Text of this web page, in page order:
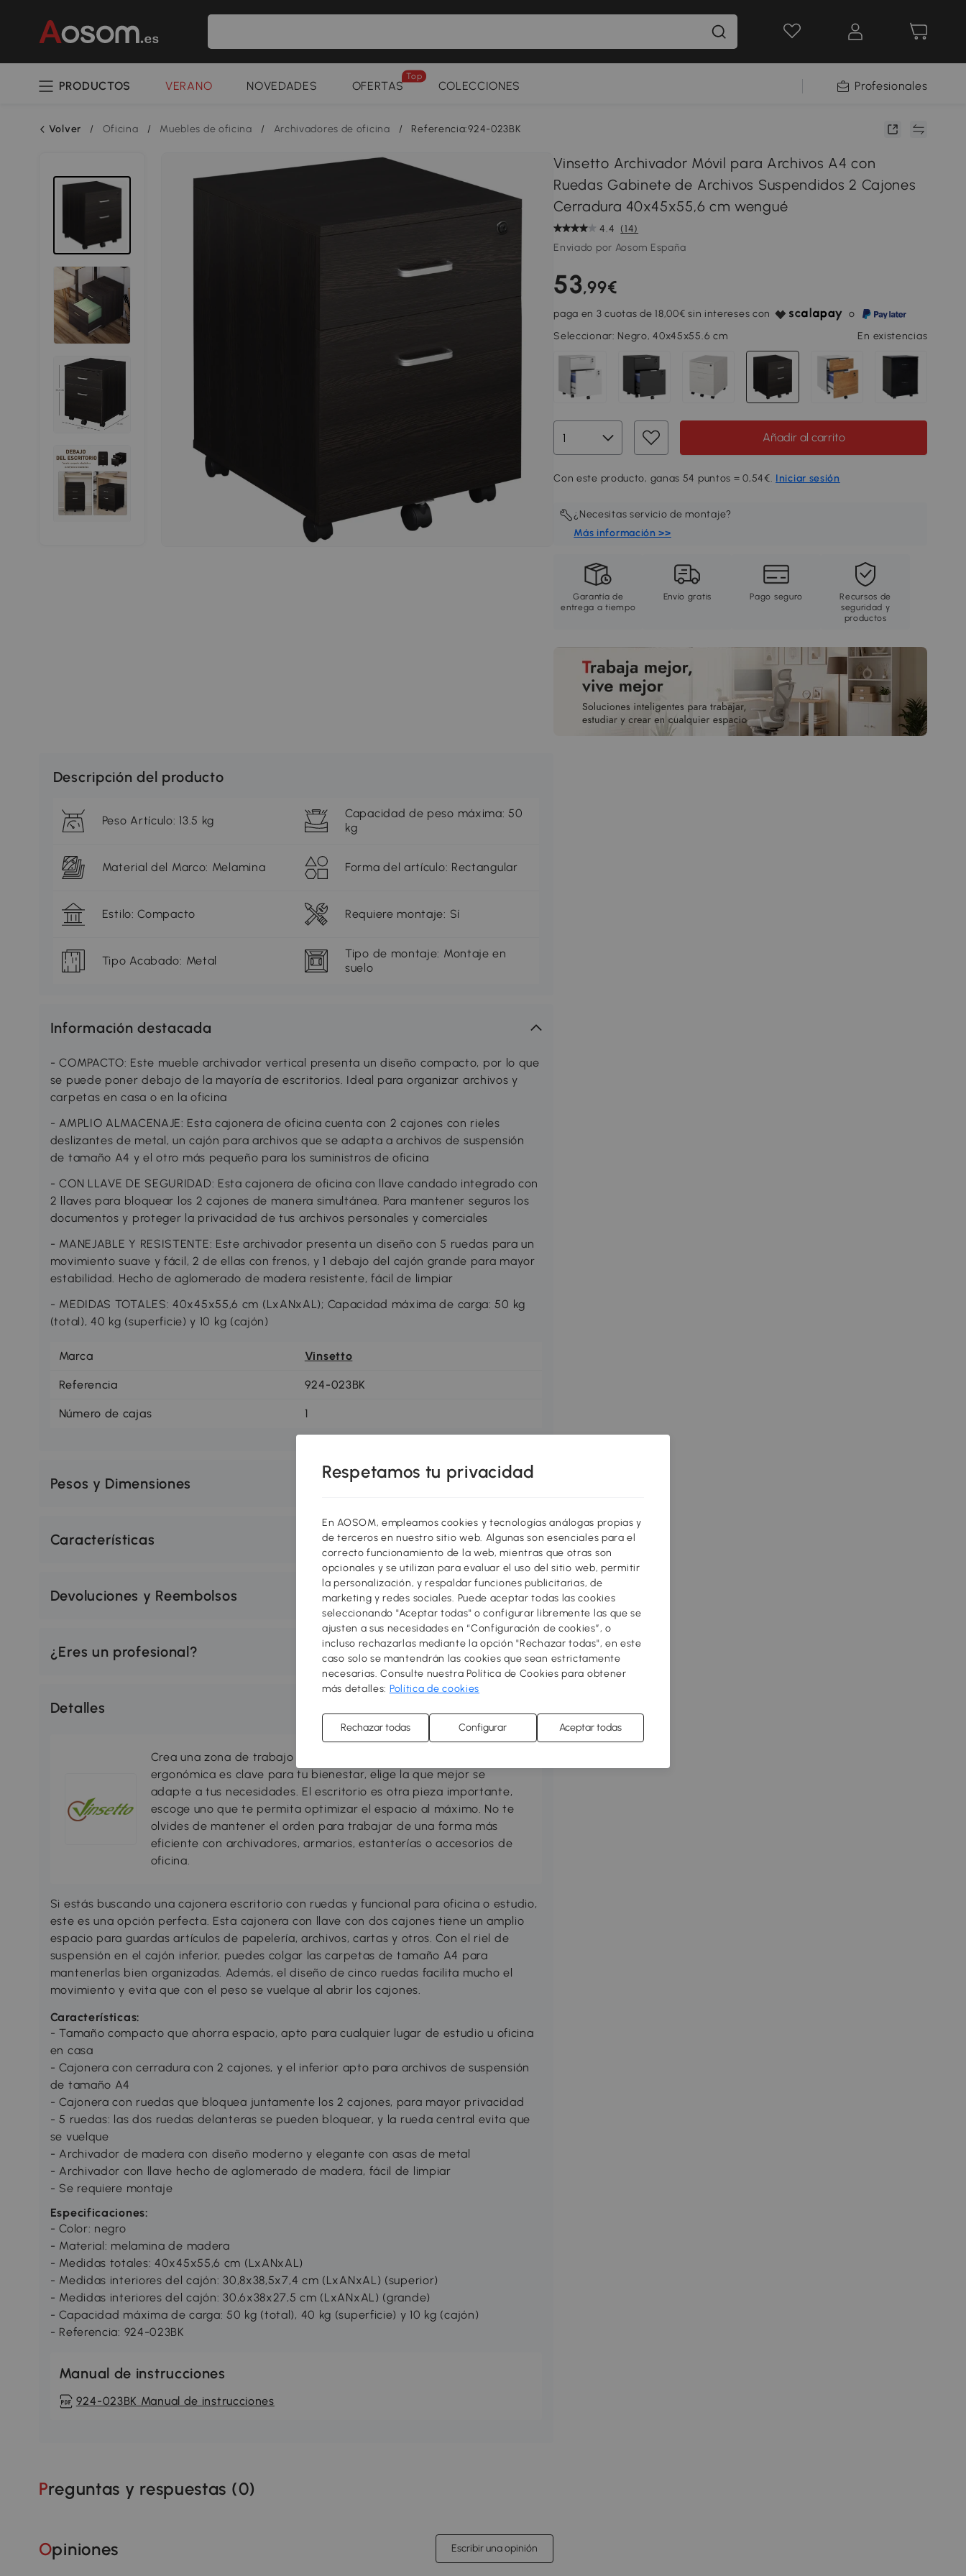
PRODUCTOS VERANO NOVEDADES OFERTAS
Top
COLECCIONES Profesionales
Volver / Oficina / Muebles de oficina / Archivadores de oficina / Referencia:924-023BK
Vinsetto Archivador Móvil para Archivos A4 con
Ruedas Gabinete de Archivos Suspendidos 2 Cajones
Cerradura 40x45x55,6 cm wengué
4.4 (14)
Enviado por Aosom España
53,99€
paga en 3 cuotas de 18,00€ sin intereses con
o
Seleccionar: Negro, 40x45x55.6 cm En existencias
Añadir al carrito
Con este producto, ganas 54 puntos = 0,54€. Iniciar sesión
¿Necesitas servicio de montaje?
Más información >>
Garantía de
entrega a tiempo
Envío gratis Pago seguro
Recursos de
seguridad y
productos
Descripción del producto
Peso Artículo: 13.5 kg
Capacidad de peso máxima: 50
kg
Material del Marco: Melamina Forma del artículo: Rectangular
Estilo: Compacto Requiere montaje: Sí
Tipo Acabado: Metal
Tipo de montaje: Montaje en
suelo
Información destacada
- COMPACTO: Este mueble archivador vertical presenta un diseño compacto, por lo que
se puede poner debajo de la mayoría de escritorios. Ideal para organizar archivos y
carpetas en casa o en la oficina
- AMPLIO ALMACENAJE: Esta cajonera de oficina cuenta con 2 cajones con rieles
deslizantes de metal, un cajón para archivos que se adapta a archivos de suspensión
de tamaño A4 y el otro más pequeño para los suministros de oficina
- CON LLAVE DE SEGURIDAD: Esta cajonera de oficina con llave candado integrado con
2 llaves para bloquear los 2 cajones de manera simultánea. Para mantener seguros los
documentos y proteger la privacidad de tus archivos personales y comerciales
- MANEJABLE Y RESISTENTE: Este archivador presenta un diseño con 5 ruedas para un
movimiento suave y fácil, 2 de ellas con frenos, y 1 debajo del cajón grande para mayor
estabilidad. Hecho de aglomerado de madera resistente, fácil de limpiar
- MEDIDAS TOTALES: 40x45x55,6 cm (LxANxAL); Capacidad máxima de carga: 50 kg
(total), 40 kg (superficie) y 10 kg (cajón)
Marca Vinsetto
Referencia 924-023BK
Número de cajas 1
Pesos y Dimensiones
Características
Devoluciones y Reembolsos
¿Eres un profesional?
Detalles
Crea una zona de trabajo o estudio cómoda y funcional. Una silla
ergonómica es clave para tu bienestar, elige la que mejor se
adapte a tus necesidades. El escritorio es otra pieza importante,
escoge uno que te permita optimizar el espacio al máximo. No te
olvides de mantener el orden para trabajar de una forma más
eficiente con archivadores, armarios, estanterías o accesorios de
oficina.
Si estás buscando una cajonera escritorio con ruedas y funcional para oficina o estudio,
este es una opción perfecta. Esta cajonera con llave con dos cajones tiene un amplio
espacio para guardas artículos de papelería, archivos, cartas y otros. Con el riel de
suspensión en el cajón inferior, puedes colgar las carpetas de tamaño A4 para
mantenerlas bien organizadas. Además, el diseño de cinco ruedas facilita mucho el
movimiento y evita que con el peso se vuelque al abrir los cajones.
Características:
- Tamaño compacto que ahorra espacio, apto para cualquier lugar de estudio u oficina
en casa
- Cajonera con cerradura con 2 cajones, y el inferior apto para archivos de suspensión
de tamaño A4
- Cajonera con ruedas que bloquea juntamente los 2 cajones, para mayor privacidad
- 5 ruedas: las dos ruedas delanteras se pueden bloquear, y la rueda central evita que
se vuelque
- Archivador de madera con diseño moderno y elegante con asas de metal
- Archivador con llave hecho de aglomerado de madera, fácil de limpiar
- Se requiere montaje
Especificaciones:
- Color: negro
- Material: melamina de madera
- Medidas totales: 40x45x55,6 cm (LxANxAL)
- Medidas interiores del cajón: 30,8x38,5x7,4 cm (LxANxAL) (superior)
- Medidas interiores del cajón: 30,6x38x27,5 cm (LxANxAL) (grande)
- Capacidad máxima de carga: 50 kg (total), 40 kg (superficie) y 10 kg (cajón)
- Referencia: 924-023BK
Manual de instrucciones
924-023BK Manual de instrucciones
Preguntas y respuestas (0)
Opiniones Escribir una opinión
Respetamos tu privacidad
En AOSOM, empleamos cookies y tecnologías análogas propias y
de terceros en nuestro sitio web. Algunas son esenciales para el
correcto funcionamiento de la web, mientras que otras son
opcionales y se utilizan para evaluar el uso del sitio web, permitir
la personalización, y respaldar funciones publicitarias, de
marketing y redes sociales. Puede aceptar todas las cookies
seleccionando "Aceptar todas" o configurar libremente las que se
ajusten a sus necesidades en “Configuración de cookies”, o
incluso rechazarlas mediante la opción "Rechazar todas", en este
caso solo se mantendrán las cookies que sean estrictamente
necesarias. Consulte nuestra Política de Cookies para obtener
más detalles: Política de cookies
Rechazar todas Configurar Aceptar todas